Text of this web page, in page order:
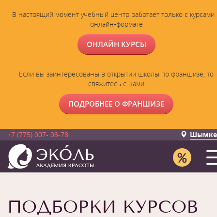
В настоящий момент учебный центр работает только с курсами
онлайн-формате
ОНЛАЙН КУРСЫ
Если вы заинтересованы в открытии школы по франшизе, то
свяжитесь с нами
ПОДРОБНЕЕ О ФРАНШИЗЕ
+7 (775) 007- 03-78
ПОДБОРКИ КУРСОВ